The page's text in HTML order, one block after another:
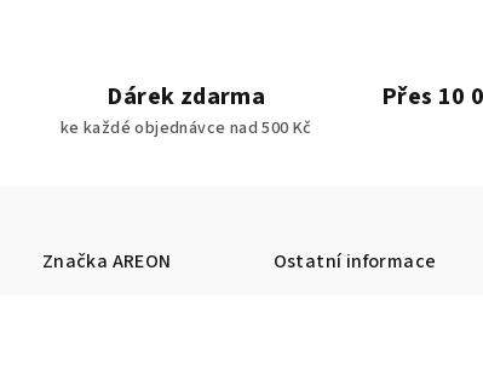
Dárek zdarma
ke každé objednávce nad 500 Kč
Přes 10
Značka AREON Ostatní informace